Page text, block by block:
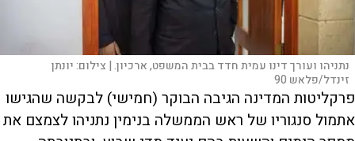
נתניהו ועורך דינו עמית חדד בבית המשפט, ארכיון. | צילום:יונתן
זינדל/פלאש 90
פרקליטות המדינה הגיבה הבוקר (חמישי) לבקשה שהגישו
אתמול סנגוריו של ראש הממשלה בנימין נתניהו לצמצם את